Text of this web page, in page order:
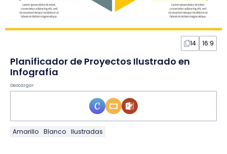
14 16:9
Planificador de Proyectos Ilustrado en
Infografía
Descargar
Amarillo Blanco Ilustradas